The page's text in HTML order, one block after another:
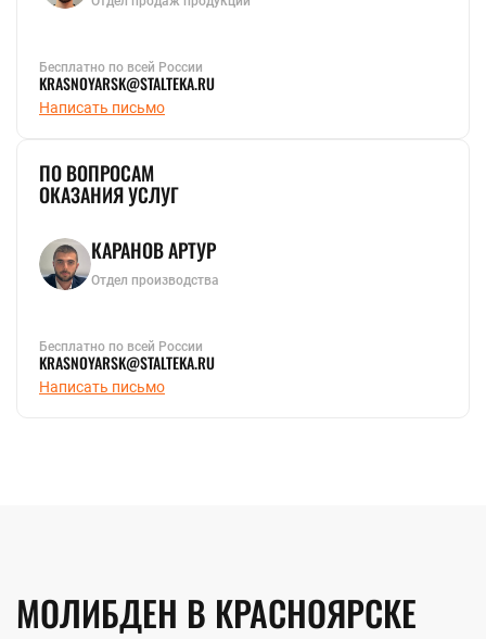
Бесплатно по всей России
KRASNOYARSK@STALTEKA.RU
Написать письмо
ПО ВОПРОСАМ
ОКАЗАНИЯ УСЛУГ
КАРАНОВ АРТУР
Отдел производства
Бесплатно по всей России
KRASNOYARSK@STALTEKA.RU
Написать письмо
МОЛИБДЕН В КРАСНОЯРСКЕ